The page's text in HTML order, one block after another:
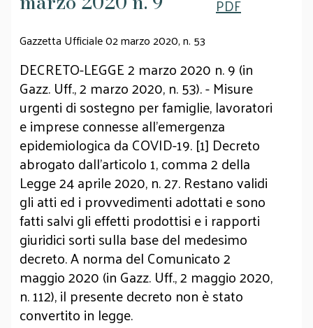
PDF
Gazzetta Ufficiale 02 marzo 2020, n. 53
DECRETO-LEGGE 2 marzo 2020 n. 9 (in
Gazz. Uff., 2 marzo 2020, n. 53). - Misure
urgenti di sostegno per famiglie, lavoratori
e imprese connesse all'emergenza
epidemiologica da COVID-19. [1] Decreto
abrogato dall'articolo 1, comma 2 della
Legge 24 aprile 2020, n. 27. Restano validi
gli atti ed i provvedimenti adottati e sono
fatti salvi gli effetti prodottisi e i rapporti
giuridici sorti sulla base del medesimo
decreto. A norma del Comunicato 2
maggio 2020 (in Gazz. Uff., 2 maggio 2020,
n. 112), il presente decreto non è stato
convertito in legge.